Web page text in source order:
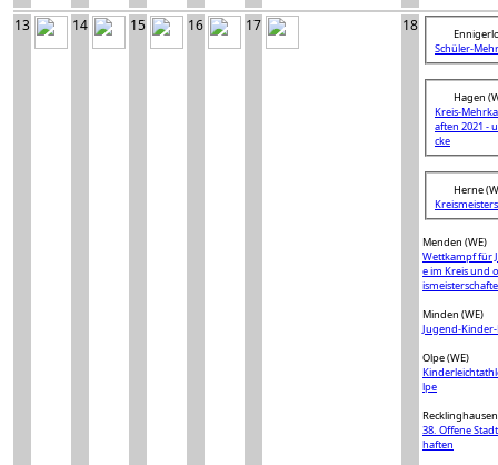
13 14 15 16 17 18
Schüler-
Hagen
Kreis-
aften 2021 -
cke
Herne
Menden (WE)
Wettkampf für
e im Kreis und
Minden (WE)
Jugend-
Olpe (WE)
lpe
38. Offene
haften